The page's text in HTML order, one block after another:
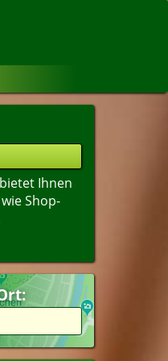
Ihnen
Shop-